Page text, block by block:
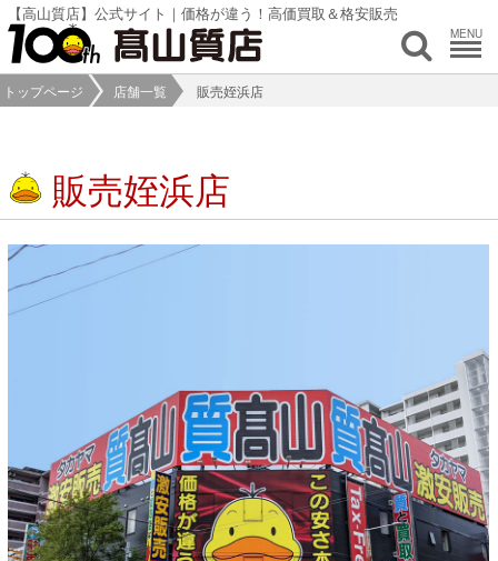
【高山質店】公式サイト｜価格が違う！高価買取＆格安販売
MENU
トップページ 店舗一覧 販売姪浜店
販売姪浜店